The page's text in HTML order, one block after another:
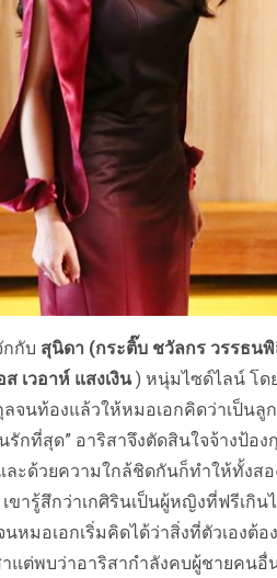
กับ สุนิดา (กระติ๊บ ชวัลกร วรรธน
ส เวอาห์ แสงเงิน) หนุ่มไซด์ไลน์ โด
จนท้องแล้วให้หมอเอกคิดว่าเป็นลู
รักที่สุด” อาริสาจึงตัดสินใจจ้างป้
ละด้วยความใกล้ชิดกันก็ทำให้ทั้ง
ขารู้สึกว่าเกศิรินเป็นผู้หญิงที่ฟรีเกิ
นหมอเอกเริ่มคิดได้ว่าสิ่งที่ตัวเอง
แต่พบว่าอาริสากำลังคบผู้ชายคนอื่